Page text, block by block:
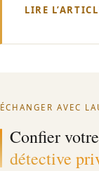
LIRE
ÉCHANGER AVEC
Confier
détective